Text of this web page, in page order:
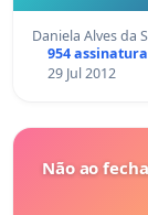
Daniela Alves da
954
29 Jul 2012
Não ao